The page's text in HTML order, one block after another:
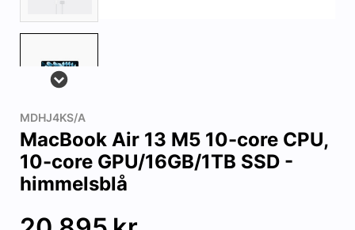
MDHJ4KS/A
MacBook Air 13 M5 10-core CPU,
10-core GPU/16GB/1TB SSD -
himmelsblå